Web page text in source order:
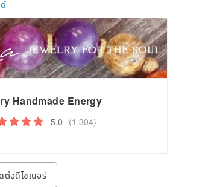
Handmade Energy
5.0 (1,304)
ต่อดีไซเนอร์